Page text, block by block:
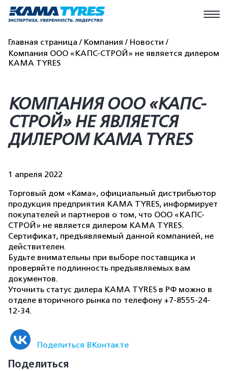
Главная страница Компания
Новости
Компания ООО «КАПС-СТРОЙ» не является дилером
KAMA TYRES
КОМПАНИЯ ООО «КАПС-
СТРОЙ» НЕ ЯВЛЯЕТСЯ
ДИЛЕРОМ KAMA TYRES
1 апреля 2022
Торговый дом «Кама», официальный дистрибьютор
продукция предприятия KAMA TYRES, информирует
покупателей и партнеров о том, что ООО «КАПС-
СТРОЙ» не является дилером KAMA TYRES.
Сертификат, предъявляемый данной компанией, не
действителен.
Будьте внимательны при выборе поставщика и
проверяйте подлинность предъявляемых вам
документов.
Уточнить статус дилера KAMA TYRES в РФ можно в
отделе вторичного рынка по телефону +7-8555-24-
12-34.
Поделиться ВКонтакте
Поделиться